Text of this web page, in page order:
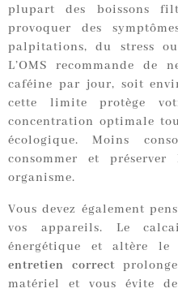
plupart des boissons
provoquer des
palpitations, du stress
L’OMS recommande de
caféine par jour, soit
cette limite protège
concentration optimale
écologique. Moins
consommer et
organisme.
Vous devez également
vos appareils. Le
énergétique et altère le
entretien correct
matériel et vous évite